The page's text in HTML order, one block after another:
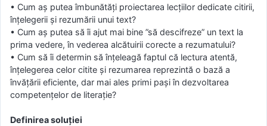
• Cum aș putea îmbunătăți proiectarea lecțiilor dedicate citirii,
înțelegerii și rezumării unui text?
• Cum aș putea să îi ajut mai bine ”să descifreze” un text la
prima vedere, în vederea alcătuirii corecte a rezumatului?
• Cum să îi determin să înțeleagă faptul că lectura atentă,
înțelegerea celor citite și rezumarea reprezintă o bază a
învățării eficiente, dar mai ales primi pași în dezvoltarea
competențelor de literație?
Definirea soluției